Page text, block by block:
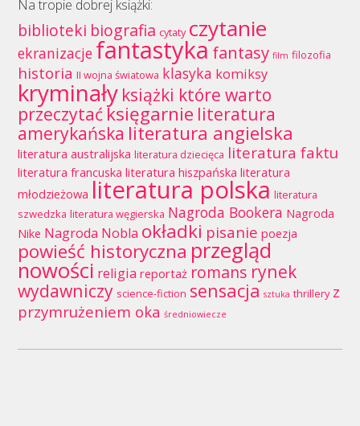
Na tropie dobrej książki:
biblioteki biografia cytaty czytanie
ekranizacje fantastykafantasy film filozofia
historia II wojna światowa klasyka komiksy
kryminały książki które warto
przeczytaćksięgarnie literatura
amerykańska literatura angielska
literatura australijska literatura dziecięca literatura faktu
literatura francuska literatura hiszpańska literatura
młodzieżowa literatura polska literatura
szwedzka literatura węgierska Nagroda Bookera Nagroda
Nike Nagroda Nobla okładki pisanie poezja
powieść historyczna przegląd
nowości religia reportaż romans rynek
wydawniczy science-fiction sensacja sztuka thrillery z
przymrużeniem oka średniowiecze